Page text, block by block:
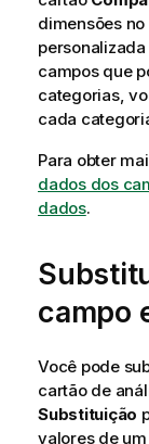
dimensões
campos que
categorias,
cada
Para obter
dados dos
dados.
campo
Você pode
cartão de
Substituição
valores de